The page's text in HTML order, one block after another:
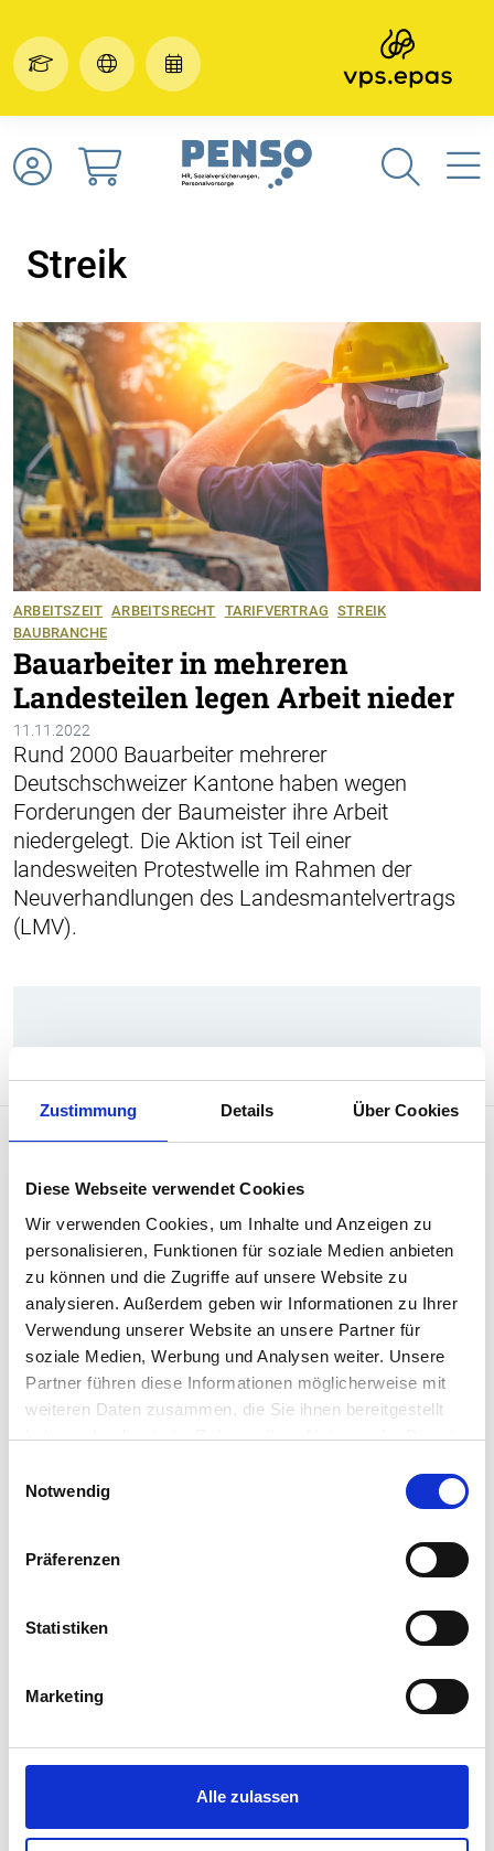
Zustimmung Details Über Cookies
Diese Webseite verwendet Cookies
Wir verwenden Cookies, um Inhalte und Anzeigen zu
personalisieren, Funktionen für soziale Medien anbieten
zu können und die Zugriffe auf unsere Website zu
analysieren. Außerdem geben wir Informationen zu Ihrer
Verwendung unserer Website an unsere Partner für
soziale Medien, Werbung und Analysen weiter. Unsere
Partner führen diese Informationen möglicherweise mit
weiteren Daten zusammen, die Sie ihnen bereitgestellt
haben oder die sie im Rahmen Ihrer Nutzung der Dienste
Notwendig
Präferenzen
Statistiken
Marketing
Alle zulassen
Streik
ARBEITSZEIT ARBEITSRECHT TARIFVERTRAG
STREIK
BAUBRANCHE
Bauarbeiter in mehreren
Landesteilen legen Arbeit nieder
11.11.2022
Rund 2000 Bauarbeiter mehrerer
Deutschschweizer Kantone haben wegen
Forderungen der Baumeister ihre Arbeit
niedergelegt. Die Aktion ist Teil einer
landesweiten Protestwelle im Rahmen der
Neuverhandlungen des Landesmantelvertrags
(LMV).
Penso versteht sich als Begleiterin, Ratgeberin
und Inspiratorin für Menschen, die mit Menschen
arbeiten sowie als hybrides
Weiterbildungsangebot für HR- und
Sozialversicherungsfachleute.
Rubriken
Services